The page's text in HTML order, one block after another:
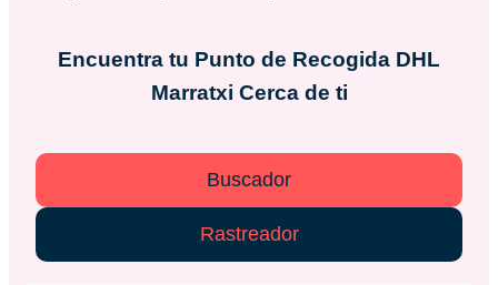
Encuentra tu Punto de Recogida DHL
Marratxi Cerca de ti
Buscador
Rastreador